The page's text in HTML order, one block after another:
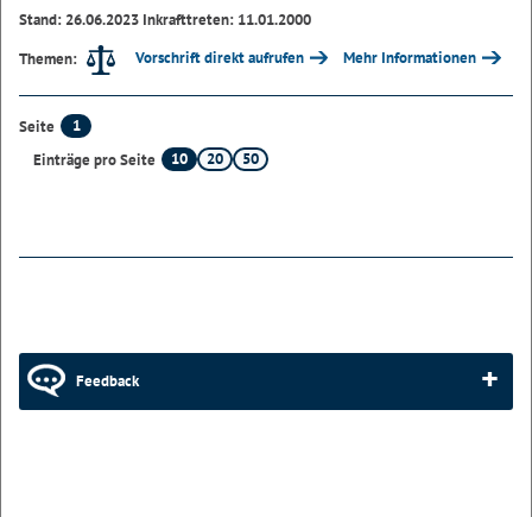
Stand: 26.06.2023 Inkrafttreten: 11.01.2000
Themen:
Vorschrift direkt aufrufen Mehr Informationen
Seite
1
Einträge pro Seite
10 20 50
Feedback